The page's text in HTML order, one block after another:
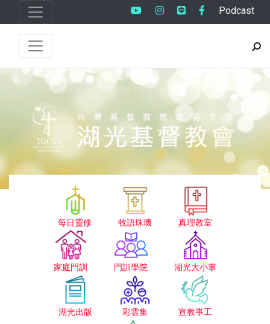
Podcast
每日靈修 牧語珠璣 真理教室
家庭門訓 門訓學院 湖光大小事
湖光出版 彩雲集 宣教事工